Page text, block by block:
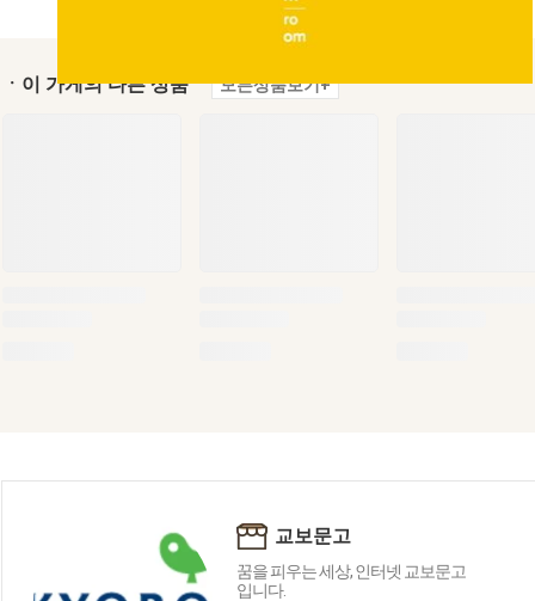
ㆍ이 가게의 다른 상품 모든상품보기+
교보문고
꿈을 피우는 세상, 인터넷 교보문고
입니다.